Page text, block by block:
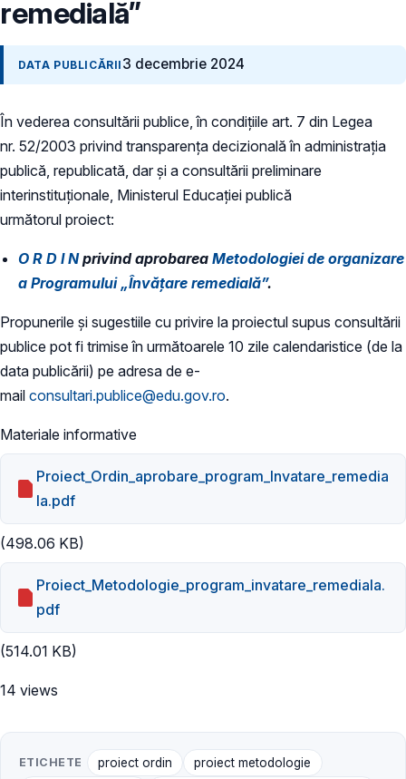
remedială”
DATA PUBLICĂRII 3 decembrie 2024
În vederea consultării publice, în condiţiile art. 7 din Legea
nr. 52/2003 privind transparenţa decizională în administraţia
publică, republicată, dar și a consultării preliminare
interinstituționale, Ministerul Educaţiei publică
următorul proiect:
O R D I Nprivind aprobarea Metodologiei de organizare
a Programului „Învățare remedială”.
Propunerile și sugestiile cu privire la proiectul supus consultării
publice pot fi trimise în următoarele 10 zile calendaristice (de la
data publicării) pe adresa de e-
mail consultari.publice@edu.gov.ro.
Materiale informative
Proiect_Ordin_aprobare_program_Invatare_remedia
la.pdf
(498.06 KB)
Proiect_Metodologie_program_invatare_remediala.
pdf
(514.01 KB)
14 views
ETICHETE proiect ordin
proiect metodologie